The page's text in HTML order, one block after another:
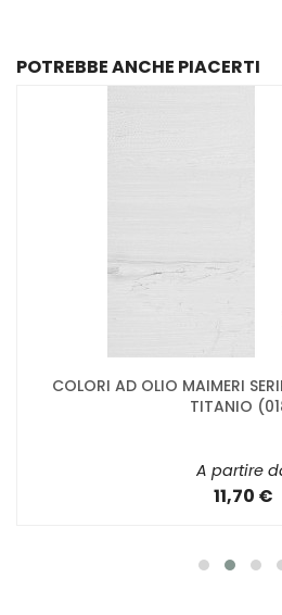
POTREBBE ANCHE PIACERTI
COLORI AD OLIO MAIMERI
TITANIO
A partire
11,70 €